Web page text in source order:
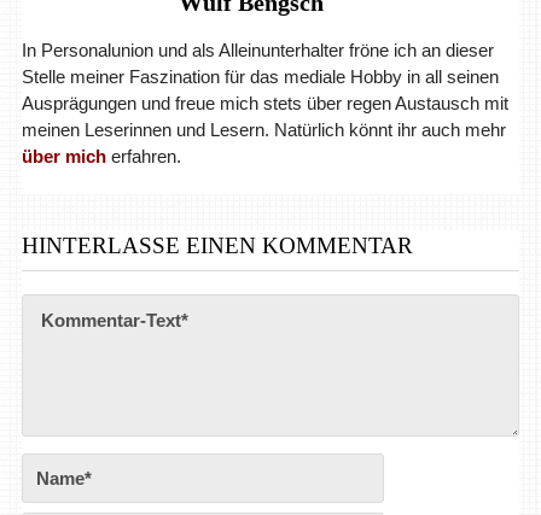
In Personalunion und als Alleinunterhalter fröne ich an dieser
Stelle meiner Faszination für das mediale Hobby in all seinen
Ausprägungen und freue mich stets über regen Austausch mit
meinen Leserinnen und Lesern. Natürlich könnt ihr auch mehr
über micherfahren.
HINTERLASSE EINEN KOMMENTAR